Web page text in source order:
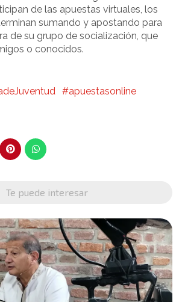
de las apuestas virtuales, los
sumando y apostando para
de su grupo de socialización, que
o conocidos.
#apuestasonline
Te puede interesar